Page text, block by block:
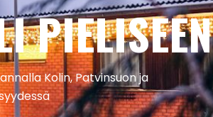
PIELISEEN
Kolin, Patvinsuon ja